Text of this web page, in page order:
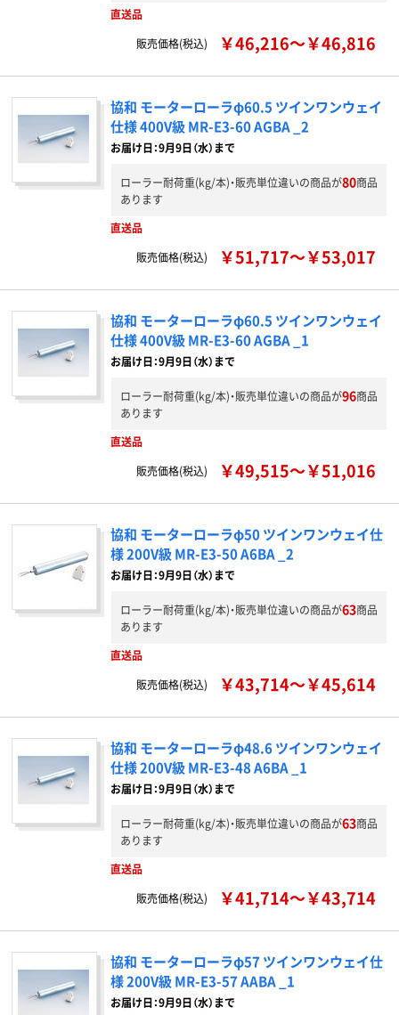
直送品
販売価格(税込)
￥46,216～￥46,816
協和 モーターローラφ60.5 ツインワンウェイ
仕様 400V級 MR-E3-60 AGBA _2
お届け日：9月9日（水）まで
ローラー耐荷重(kg/本)・販売単位違いの商品が80商品
あります
直送品
販売価格(税込)
￥51,717～￥53,017
協和 モーターローラφ60.5 ツインワンウェイ
仕様 400V級 MR-E3-60 AGBA _1
お届け日：9月9日（水）まで
ローラー耐荷重(kg/本)・販売単位違いの商品が96商品
あります
直送品
販売価格(税込)
￥49,515～￥51,016
協和 モーターローラφ50 ツインワンウェイ仕
様 200V級 MR-E3-50 A6BA _2
お届け日：9月9日（水）まで
ローラー耐荷重(kg/本)・販売単位違いの商品が63商品
あります
直送品
販売価格(税込)
￥43,714～￥45,614
協和 モーターローラφ48.6 ツインワンウェイ
仕様 200V級 MR-E3-48 A6BA _1
お届け日：9月9日（水）まで
ローラー耐荷重(kg/本)・販売単位違いの商品が63商品
あります
直送品
販売価格(税込)
￥41,714～￥43,714
協和 モーターローラφ57 ツインワンウェイ仕
様 200V級 MR-E3-57 AABA _1
お届け日：9月9日（水）まで